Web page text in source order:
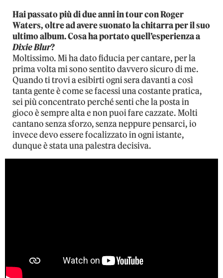
Hai passato più di due anni in tour con Roger
Waters, oltre ad avere suonato la chitarra per il suo
ultimo album. Cosa ha portato quell’esperienza a
Dixie Blur?
Moltissimo. Mi ha dato fiducia per cantare, per la
prima volta mi sono sentito davvero sicuro di me.
Quando ti trovi a esibirti ogni sera davanti a così
tanta gente è come se facessi una costante pratica,
sei più concentrato perché senti che la posta in
gioco è sempre alta e non puoi fare cazzate. Molti
cantano senza sforzo, senza neppure pensarci, io
invece devo essere focalizzato in ogni istante,
dunque è stata una palestra decisiva.